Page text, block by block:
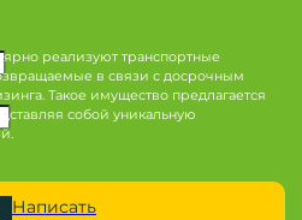
реализуют транспортные
в связи с досрочным
Такое имущество предлагается
собой уникальную
Написать